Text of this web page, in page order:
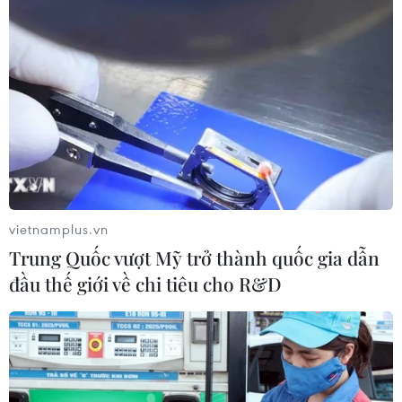
vietnamplus.vn
Trung Quốc vượt Mỹ trở thành quốc gia dẫn
đầu thế giới về chi tiêu cho R&D